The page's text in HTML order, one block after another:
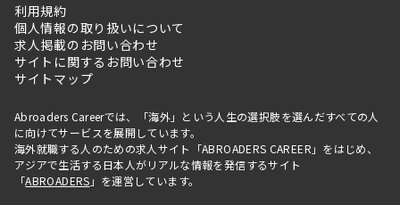
利用規約
個人情報の取り扱いについて
求人掲載のお問い合わせ
サイトに関するお問い合わせ
サイトマップ
Abroaders Careerでは、「海外」という人生の選択肢を選んだすべての人
に向けてサービスを展開しています。
海外就職する人のための求人サイト「ABROADERS CAREER」をはじめ、
アジアで生活する日本人がリアルな情報を発信するサイト
「ABROADERS 」を運営しています。